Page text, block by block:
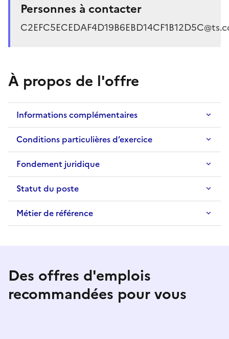
Personnes à contacter
À propos de l'offre
Informations complémentaires
Conditions particulières d’exercice
Fondement juridique
Statut du poste
Métier de référence
Des offres d'emplois
recommandées pour vous